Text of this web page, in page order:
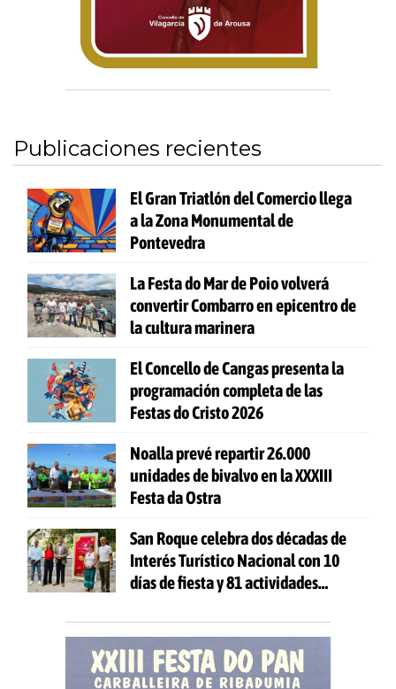
Publicaciones recientes
El Gran Triatlón del Comercio llega
a la Zona Monumental de
Pontevedra
La Festa do Mar de Poio volverá
convertir Combarro en epicentro de
la cultura marinera
El Concello de Cangas presenta la
programación completa de las
Festas do Cristo 2026
Noalla prevé repartir 26.000
unidades de bivalvo en la XXXIII
Festa da Ostra
San Roque celebra dos décadas de
Interés Turístico Nacional con 10
días de fiesta y 81 actividades